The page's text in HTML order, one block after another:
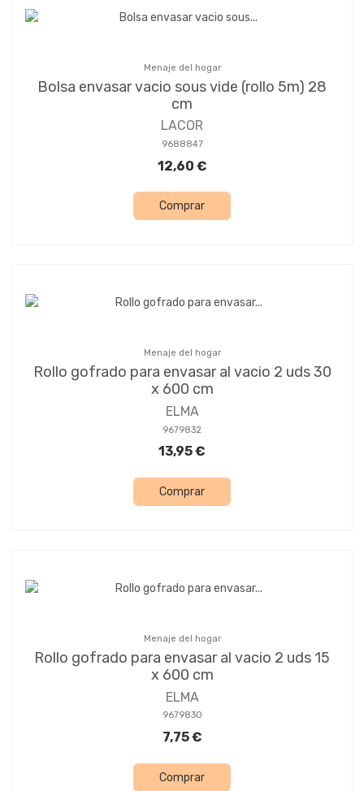
Menaje del hogar
Bolsa envasar vacio sous vide (rollo 5m) 28
cm
LACOR
9688847
12,60 €
Comprar
Menaje del hogar
Rollo gofrado para envasar al vacio 2 uds 30
x 600 cm
ELMA
9679832
13,95 €
Comprar
Menaje del hogar
Rollo gofrado para envasar al vacio 2 uds 15
x 600 cm
ELMA
9679830
7,75 €
Comprar